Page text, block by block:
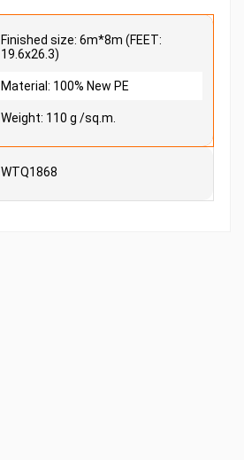
Finished size: 6m*8m (FEET:
19.6x26.3)
Material: 100% New PE
Weight: 110 g /sq.m.
WTQ1868